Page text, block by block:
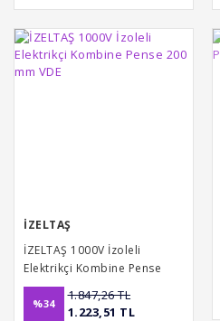
İZELTAŞ
İZELTAŞ 1000V İzoleli
Elektrikçi Kombine Pense
200 mm VDE
%34
1.847,26 TL
1.223,51 TL